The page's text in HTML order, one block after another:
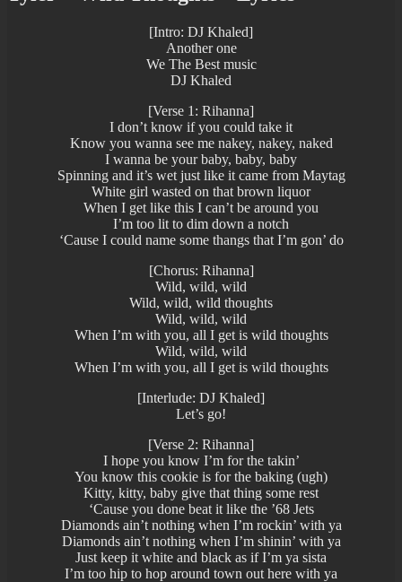
[Intro: DJ Khaled]
Another one
We The Best music
DJ Khaled
[Verse 1: Rihanna]
I don’t know if you could take it
Know you wanna see me nakey, nakey, naked
I wanna be your baby, baby, baby
Spinning and it’s wet just like it came from Maytag
White girl wasted on that brown liquor
When I get like this I can’t be around you
I’m too lit to dim down a notch
‘Cause I could name some thangs that I’m gon’ do
[Chorus: Rihanna]
Wild, wild, wild
Wild, wild, wild thoughts
Wild, wild, wild
When I’m with you, all I get is wild thoughts
Wild, wild, wild
When I’m with you, all I get is wild thoughts
[Interlude: DJ Khaled]
Let’s go!
[Verse 2: Rihanna]
I hope you know I’m for the takin’
You know this cookie is for the baking (ugh)
Kitty, kitty, baby give that thing some rest
‘Cause you done beat it like the ’68 Jets
Diamonds ain’t nothing when I’m rockin’ with ya
Diamonds ain’t nothing when I’m shinin’ with ya
Just keep it white and black as if I’m ya sista
I’m too hip to hop around town out here with ya